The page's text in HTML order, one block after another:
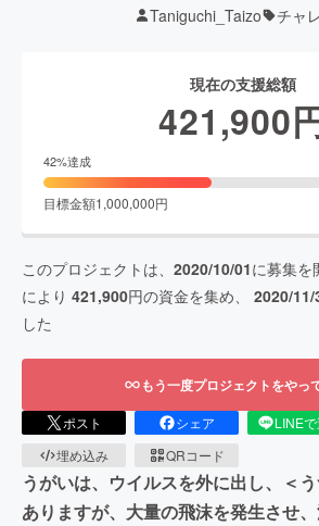
Taniguchi_Taizo チャ
現在の支援総額
421,900
42%達成
目標金額1,000,000円
このプロジェクトは、 2020/10/01に募集を
により 421,900円の資金を集め、 2020/11/
した
もう一度プロジェクトをやっ
ポスト シェア LINE
埋め込み
QRコード
うがいは、ウイルスを外に出し、＜
ありますが、大量の飛沫を発生させ